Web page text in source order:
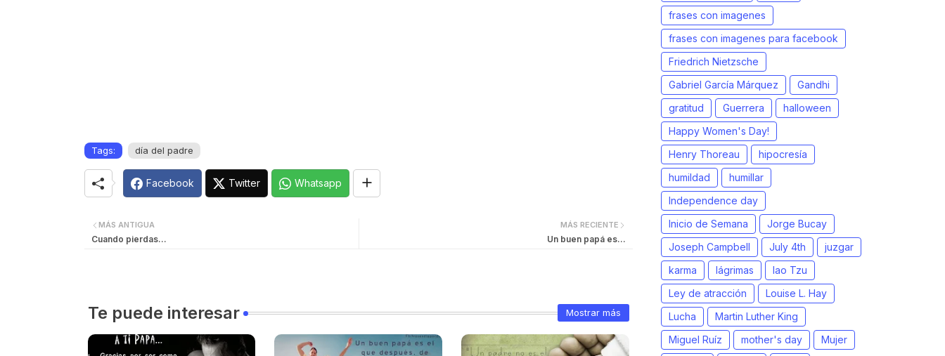
Tags: día del padre
Facebook Twitter Whatsapp
MÁS RECIENTE
Un buen papá es...
MÁS ANTIGUA
Cuando pierdas...
Te puede interesar Mostrar más
frases con imagenes
frases con imagenes para facebook
Friedrich Nietzsche
Gabriel García Márquez
Gandhi
gratitud
Guerrera
halloween
Happy Women's Day!
Henry Thoreau
hipocresía
humildad
humillar
Independence day
Inicio de Semana
Jorge Bucay
Joseph Campbell
July 4th
juzgar
karma
lágrimas
lao Tzu
Ley de atracción
Louise L. Hay
Lucha
Martin Luther King
Miguel Ruíz
mother's day
Mujer